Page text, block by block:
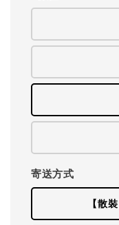
寄送方式
【散